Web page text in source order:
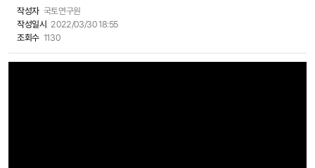
작성자 국토연구원
작성일시 2022/03/30 18:55
조회수 1130